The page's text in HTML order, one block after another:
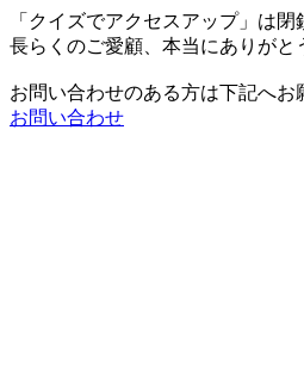
「クイズでアクセスアップ」は閉
長らくのご愛顧、本当にありがと
お問い合わせのある方は下記へお
お問い合わせ